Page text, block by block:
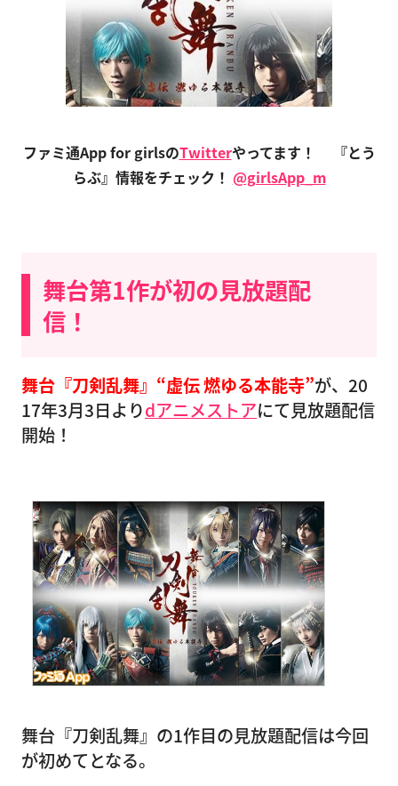
ファミ通App for girlsのTwitterやってます！
『とう
らぶ』情報をチェック！ @girlsApp_m
舞台第1作が初の見放題配
信！
舞台『刀剣乱舞』“虚伝 燃ゆる本能寺”が、20
17年3月3日よりdアニメストアにて見放題配信
開始！
舞台『刀剣乱舞』の1作目の見放題配信は今回
が初めてとなる。